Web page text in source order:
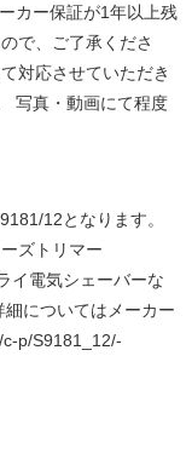
カー保証が1年以上残
で、ご了承くださ
対応させていただき
写真・動画にて程度
12となります。
ズトリマー
イ電気シェーバーな
についてはメーカー
p/S9181_12/-